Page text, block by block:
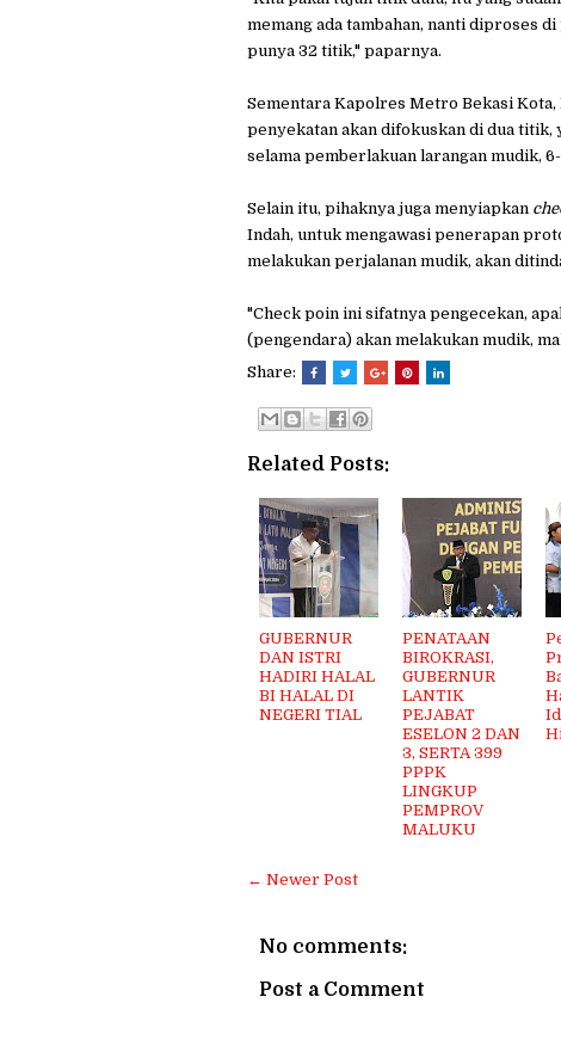
memang ada tambahan, nanti diproses
punya 32 titik," paparnya.
Sementara Kapolres Metro Bekasi
penyekatan akan difokuskan di dua titik,
selama pemberlakuan larangan mudik,
Selain itu, pihaknya juga menyiapkan
Indah, untuk mengawasi penerapan
melakukan perjalanan mudik, akan
"Check poin ini sifatnya pengecekan,
(pengendara) akan melakukan mudik,
Share:
Related Posts:
GUBERNUR
DAN ISTRI
HADIRI HALAL
BI HALAL DI
NEGERI TIAL
PENATAAN
BIROKRASI,
GUBERNUR
LANTIK
PEJABAT
ESELON 2 DAN
3, SERTA 399
PPPK
LINGKUP
PEMPROV
MALUKU
← Newer Post
No comments:
Post a Comment